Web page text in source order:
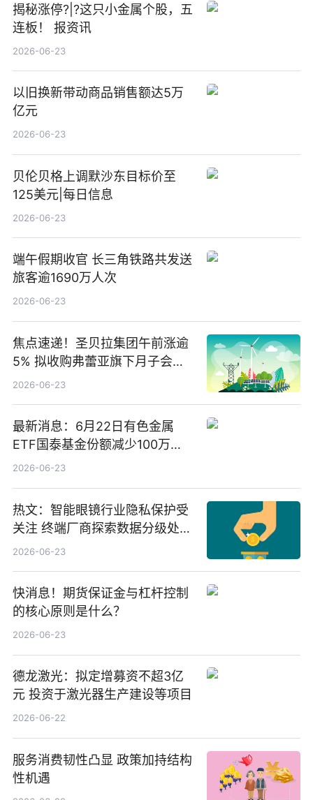
揭秘涨停?|?这只小金属个股，五
连板！ 报资讯
2026-06-23
以旧换新带动商品销售额达5万
亿元
2026-06-23
贝伦贝格上调默沙东目标价至
125美元|每日信息
2026-06-23
端午假期收官 长三角铁路共发送
旅客逾1690万人次
2026-06-23
焦点速递！圣贝拉集团午前涨逾
5% 拟收购弗蕾亚旗下月子会所
业务少数股权
2026-06-23
最新消息：6月22日有色金属
ETF国泰基金份额减少100万
份，重仓股紫金矿业、洛阳钼
2026-06-23
热文：智能眼镜行业隐私保护受
关注 终端厂商探索数据分级处理
等方案
2026-06-23
快消息！期货保证金与杠杆控制
的核心原则是什么？
2026-06-23
德龙激光：拟定增募资不超3亿
元 投资于激光器生产建设等项目
2026-06-22
服务消费韧性凸显 政策加持结构
性机遇